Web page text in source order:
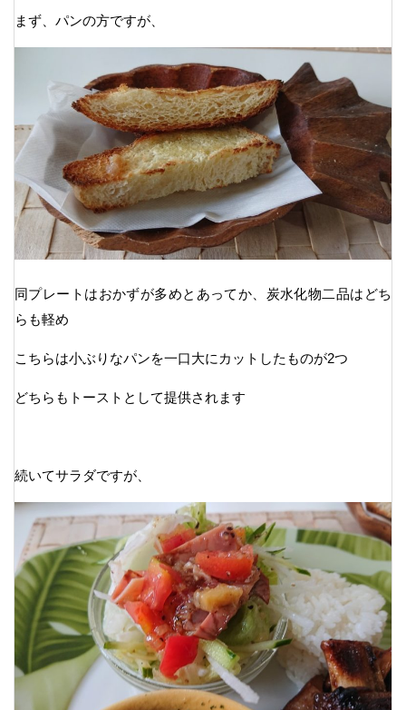
まず、パンの方ですが、
同プレートはおかずが多めとあってか、炭水化物二品はどち
らも軽め
こちらは小ぶりなパンを一口大にカットしたものが2つ
どちらもトーストとして提供されます
続いてサラダですが、